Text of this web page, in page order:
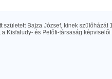
Bajza József, kinek szülőházát
Kisfaludy- és Petőfi-társaság képviselői